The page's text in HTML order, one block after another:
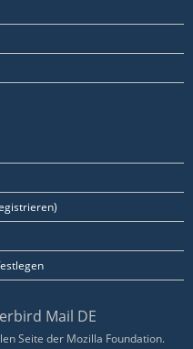
Mail DE
Seite der Mozilla Foundation.